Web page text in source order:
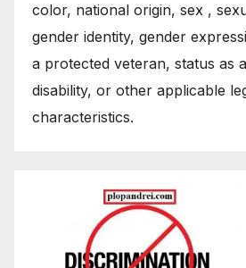
color, national origin, sex ,
gender identity, gender
a protected veteran, status as
disability, or other applicable
characteristics.